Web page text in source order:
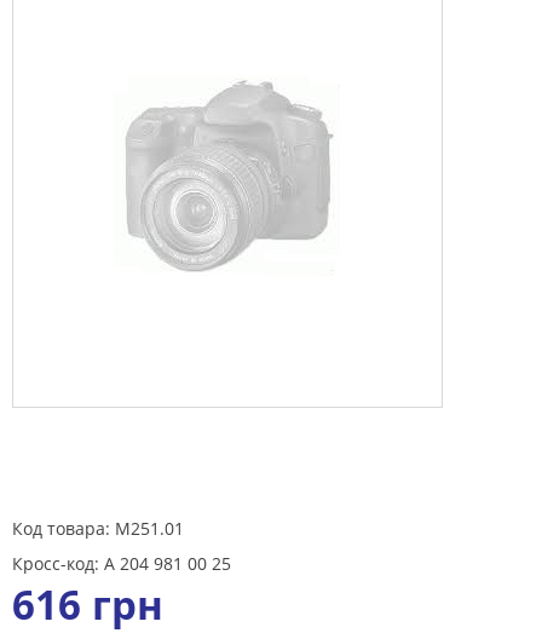
Код товара: M251.01
Кросс-код: A 204 981 00 25
616 грн